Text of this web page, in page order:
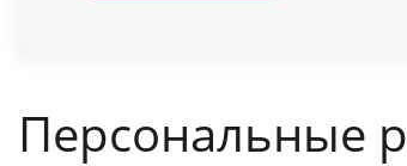
Персональные